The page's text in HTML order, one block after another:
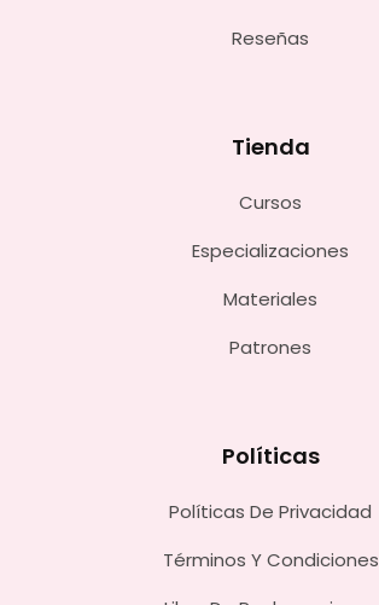
Reseñas
Tienda
Cursos
Especializaciones
Materiales
Patrones
Políticas
Políticas De Privacidad
Términos Y Condiciones